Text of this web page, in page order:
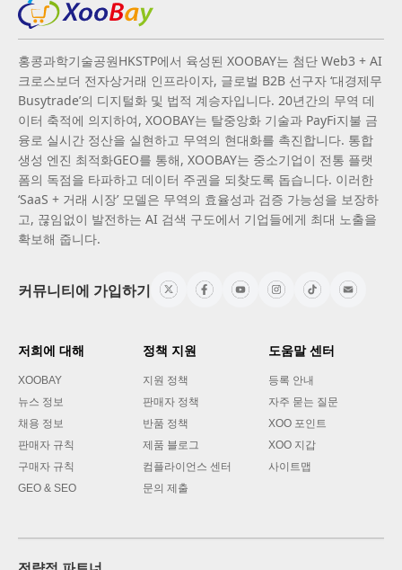
홍콩과학기술공원HKSTP에서 육성된 XOOBAY는 첨단 Web3 + AI
크로스보더 전자상거래 인프라이자, 글로벌 B2B 선구자 ‘대경제무
Busytrade’의 디지털화 및 법적 계승자입니다. 20년간의 무역 데
이터 축적에 의지하여, XOOBAY는 탈중앙화 기술과 PayFi지불 금
융로 실시간 정산을 실현하고 무역의 현대화를 촉진합니다. 통합
생성 엔진 최적화GEO를 통해, XOOBAY는 중소기업이 전통 플랫
폼의 독점을 타파하고 데이터 주권을 되찾도록 돕습니다. 이러한
‘SaaS + 거래 시장’ 모델은 무역의 효율성과 검증 가능성을 보장하
고, 끊임없이 발전하는 AI 검색 구도에서 기업들에게 최대 노출을
확보해 줍니다.
커뮤니티에 가입하기
저희에 대해
XOOBAY
뉴스 정보
채용 정보
판매자 규칙
구매자 규칙
GEO & SEO
정책 지원
지원 정책
판매자 정책
반품 정책
제품 블로그
컴플라이언스 센터
문의 제출
도움말 센터
등록 안내
자주 묻는 질문
XOO 포인트
XOO 지갑
사이트맵